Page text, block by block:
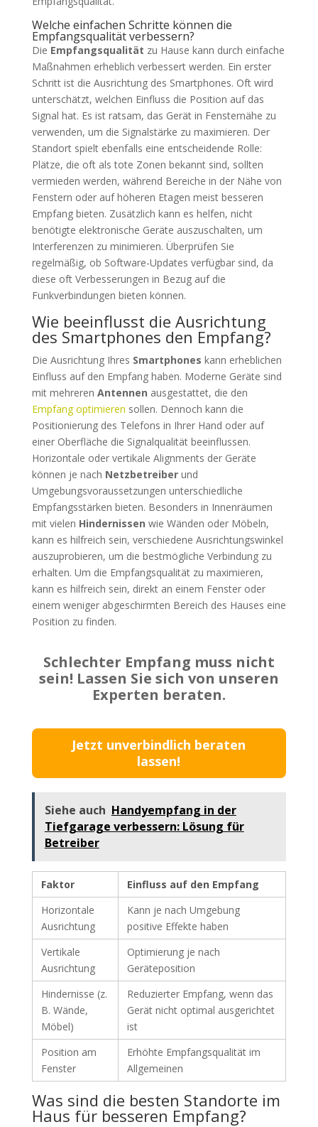
Welche einfachen Schritte können die
Empfangsqualität verbessern?
Die Empfangsqualität zu Hause kann durch einfache
Maßnahmen erheblich verbessert werden. Ein erster
Schritt ist die Ausrichtung des Smartphones. Oft wird
unterschätzt, welchen Einfluss die Position auf das
Signal hat. Es ist ratsam, das Gerät in Fensternähe zu
verwenden, um die Signalstärke zu maximieren. Der
Standort spielt ebenfalls eine entscheidende Rolle:
Plätze, die oft als tote Zonen bekannt sind, sollten
vermieden werden, während Bereiche in der Nähe von
Fenstern oder auf höheren Etagen meist besseren
Empfang bieten. Zusätzlich kann es helfen, nicht
benötigte elektronische Geräte auszuschalten, um
Interferenzen zu minimieren. Überprüfen Sie
regelmäßig, ob Software-Updates verfügbar sind, da
diese oft Verbesserungen in Bezug auf die
Funkverbindungen bieten können.
Wie beeinflusst die Ausrichtung
des Smartphones den Empfang?
Die Ausrichtung Ihres Smartphones kann erheblichen
Einfluss auf den Empfang haben. Moderne Geräte sind
mit mehreren Antennen ausgestattet, die den
Empfang optimieren sollen. Dennoch kann die
Positionierung des Telefons in Ihrer Hand oder auf
einer Oberfläche die Signalqualität beeinflussen.
Horizontale oder vertikale Alignments der Geräte
können je nach Netzbetreiberund
Umgebungsvoraussetzungen unterschiedliche
Empfangsstärken bieten. Besonders in Innenräumen
mit vielen Hindernissen wie Wänden oder Möbeln,
kann es hilfreich sein, verschiedene Ausrichtungswinkel
auszuprobieren, um die bestmögliche Verbindung zu
erhalten. Um die Empfangsqualität zu maximieren,
kann es hilfreich sein, direkt an einem Fenster oder
einem weniger abgeschirmten Bereich des Hauses eine
Position zu finden.
Schlechter Empfang muss nicht
sein! Lassen Sie sich von unseren
Experten beraten.
Jetzt unverbindlich beraten
lassen!
Siehe auch Handyempfang in der
Tiefgarage verbessern: Lösung für
Betreiber
Faktor
Einfluss auf den Empfang
Horizontale
Ausrichtung
Kann je nach Umgebung
positive Effekte haben
Vertikale
Ausrichtung
Optimierung je nach
Geräteposition
Hindernisse (z.
B. Wände,
Möbel)
Reduzierter Empfang, wenn das
Gerät nicht optimal ausgerichtet
ist
Position am
Fenster
Erhöhte Empfangsqualität im
Allgemeinen
Was sind die besten Standorte im
Haus für besseren Empfang?